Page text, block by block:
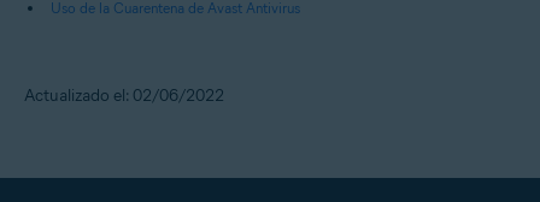
Uso de la Cuarentena de Avast Antivirus
Actualizado el: 02/06/2022